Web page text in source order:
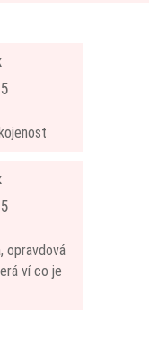
opravdová
ví co je